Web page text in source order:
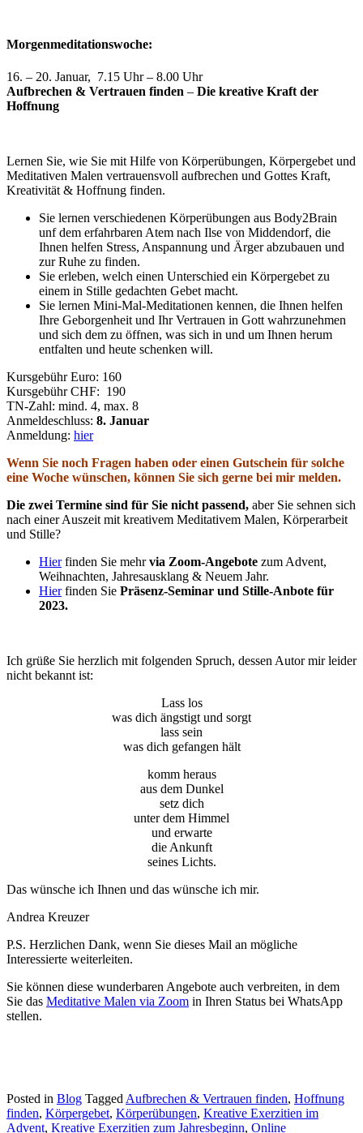
Morgenmeditationswoche:
16. – 20. Januar, 7.15 Uhr – 8.00 Uhr
Aufbrechen & Vertrauen finden – Die kreative Kraft der
Hoffnung
Lernen Sie, wie Sie mit Hilfe von Körperübungen, Körpergebet und
Meditativen Malen vertrauensvoll aufbrechen und Gottes Kraft,
Kreativität & Hoffnung finden.
Sie lernen verschiedenen Körperübungen aus Body2Brain
unf dem erfahrbaren Atem nach Ilse von Middendorf, die
Ihnen helfen Stress, Anspannung und Ärger abzubauen und
zur Ruhe zu finden.
Sie erleben, welch einen Unterschied ein Körpergebet zu
einem in Stille gedachten Gebet macht.
Sie lernen Mini-Mal-Meditationen kennen, die Ihnen helfen
Ihre Geborgenheit und Ihr Vertrauen in Gott wahrzunehmen
und sich dem zu öffnen, was sich in und um Ihnen herum
entfalten und heute schenken will.
Kursgebühr Euro: 160
Kursgebühr CHF: 190
TN-Zahl: mind. 4, max. 8
Anmeldeschluss: 8. Januar
Anmeldung: hier
Wenn Sie noch Fragen haben oder einen Gutschein für solche
eine Woche wünschen, können Sie sich gerne bei mir melden.
Die zwei Termine sind für Sie nicht passend, aber Sie sehnen sich
nach einer Auszeit mit kreativem Meditativem Malen, Körperarbeit
und Stille?
Hierfinden Sie mehrvia Zoom-Angebote zum Advent,
Weihnachten, Jahresausklang & Neuem Jahr.
Hierfinden Sie Präsenz-Seminar und Stille-Anbote für
2023.
Ich grüße Sie herzlich mit folgenden Spruch, dessen Autor mir leider
nicht bekannt ist:
Lass los
was dich ängstigt und sorgt
lass sein
was dich gefangen hält
komm heraus
aus dem Dunkel
setz dich
unter dem Himmel
und erwarte
die Ankunft
seines Lichts.
Das wünsche ich Ihnen und das wünsche ich mir.
Andrea Kreuzer
P.S. Herzlichen Dank, wenn Sie dieses Mail an mögliche
Interessierte weiterleiten.
Sie können diese wunderbaren Angebote auch verbreiten, in dem
Sie das Meditative Malen via Zoom in Ihren Status bei WhatsApp
stellen.
Posted in Blog Tagged Aufbrechen & Vertrauen finden, Hoffnung
finden, Körpergebet, Körperübungen, Kreative Exerzitien im
Advent, Kreative Exerzitien zum Jahresbeginn, Online